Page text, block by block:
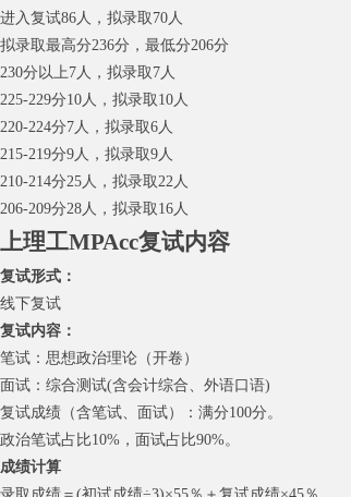
进入复试86人，拟录取70人
拟录取最高分236分，最低分206分
230分以上7人，拟录取7人
225-229分10人，拟录取10人
220-224分7人，拟录取6人
215-219分9人，拟录取9人
210-214分25人，拟录取22人
206-209分28人，拟录取16人
上理工MPAcc复试内容
复试形式：
线下复试
复试内容：
笔试：思想政治理论（开卷）
面试：综合测试(含会计综合、外语口语)
复试成绩（含笔试、面试）：满分100分。
政治笔试占比10%，面试占比90%。
成绩计算